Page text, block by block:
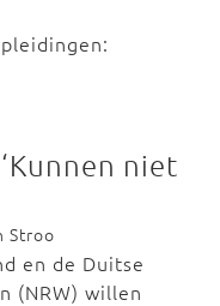
niet
Stroo
en de Duitse
(NRW) willen